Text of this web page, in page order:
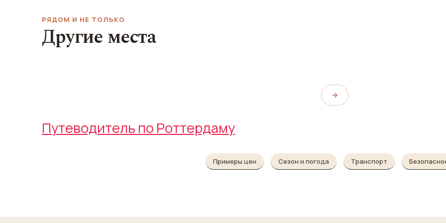
РЯДОМ И НЕ ТОЛЬКО
Другие места
Музей естествознания
Natuurhistorisch Museum
→
Путеводитель по Роттердаму
Примеры цен Сезон и погода Транспорт